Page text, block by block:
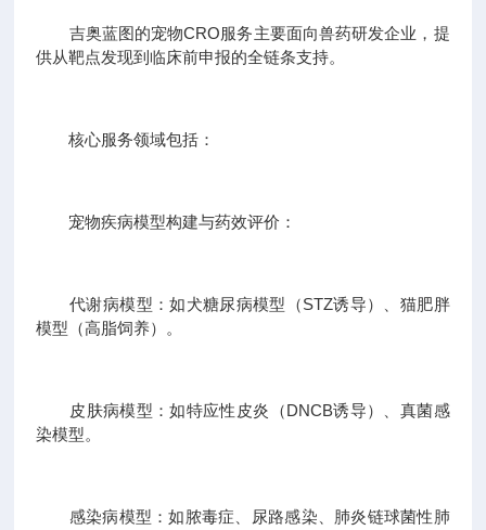
吉奥蓝图的宠物CRO服务主要面向兽药研发企业，提
供从靶点发现到临床前申报的全链条支持。
核心服务领域包括：
宠物疾病模型构建与药效评价：
代谢病模型：如犬糖尿病模型（STZ诱导）、猫肥胖
模型（高脂饲养）。
皮肤病模型：如特应性皮炎（DNCB诱导）、真菌感
染模型。
感染病模型：如脓毒症、尿路感染、肺炎链球菌性肺